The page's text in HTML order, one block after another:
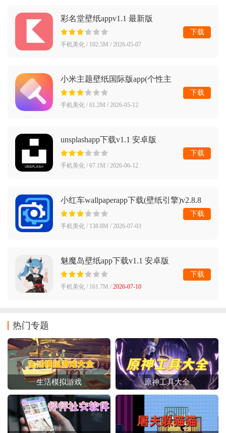
彩名堂壁纸appv1.1 最新版
手机美化 / 102.5M / 2026-05-07
下载
小米主题壁纸国际版app(个性主
题)v3.0.2.30-global 安卓版
手机美化 / 61.2M / 2026-05-12
下载
unsplashapp下载v1.1 安卓版
手机美化 / 67.1M / 2026-06-12
下载
小红车wallpaperapp下载(壁纸引擎)v2.8.8
安卓版
手机美化 / 138.8M / 2026-07-03
下载
魅魔岛壁纸app下载v1.1 安卓版
手机美化 / 161.7M / 2026-07-10
下载
热门专题
生活模拟游戏 原神工具大全